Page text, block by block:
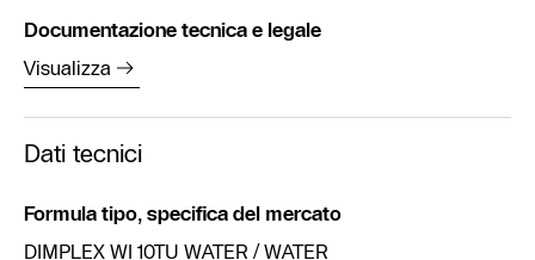
Documentazione tecnica e legale
Visualizza
Dati tecnici
Formula tipo, specifica del mercato
DIMPLEX WI 10TU WATER / WATER